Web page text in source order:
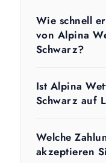
Wie schnell
von Alpina
Schwarz?
Ist Alpina
Schwarz auf
Welche
akzeptieren